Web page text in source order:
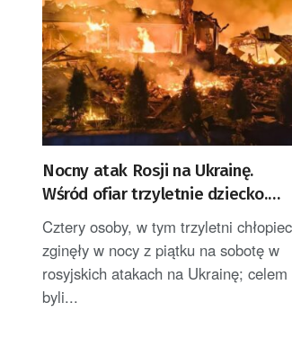
Nocny atak Rosji na Ukrainę.
Wśród ofiar trzyletnie dziecko.
Zełenski zabrał głos
Cztery osoby, w tym trzyletni
zginęły w nocy z piątku na sobotę w
rosyjskich atakach na Ukrainę; celem
byli...